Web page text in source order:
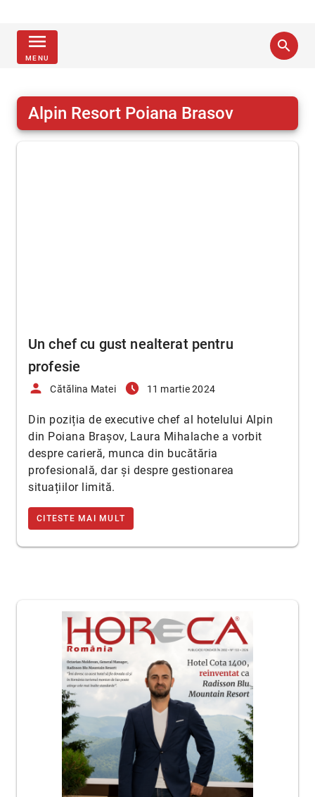
menu
MENU
search
Alpin Resort Poiana Brasov
Un chef cu gust nealterat pentru
profesie
person Cătălina Matei access_time_filled 11 martie 2024
Din poziția de executive chef al hotelului Alpin
din Poiana Brașov, Laura Mihalache a vorbit
despre carieră, munca din bucătăria
profesională, dar și despre gestionarea
situațiilor limită.
CITESTE MAI MULT